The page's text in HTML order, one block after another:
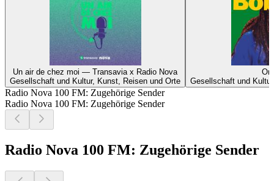
Un air de chez moi — Transavia x Radio Nova
Gesellschaft und Kultur, Kunst, Reisen und Orte
Gesellschaft und
Radio Nova 100 FM: Zugehörige Sender
Radio Nova 100 FM: Zugehörige Sender
Radio Nova 100 FM: Zugehörige Sender